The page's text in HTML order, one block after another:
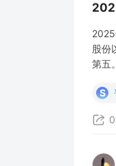
股份
第五
S
0